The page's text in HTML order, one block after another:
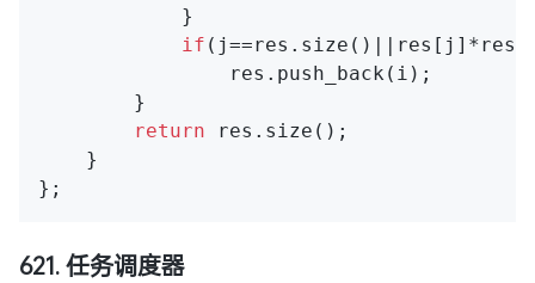
            }
if
                res.push_back(i);
        }
return res.size();
    }
621. 任务调度器